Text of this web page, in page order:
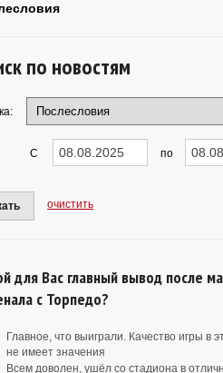
по новостям
С по
очистить
для Вас главный вывод после
с Торпедо?
Главное, что выиграли. Качество игры в
не имеет значения
Всем доволен, ушёл со стадиона в